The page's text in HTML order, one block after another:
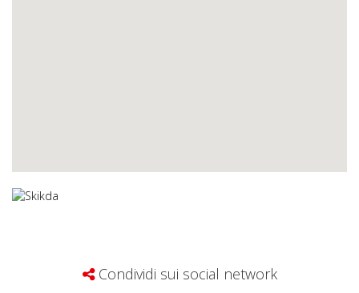
Condividi sui social network